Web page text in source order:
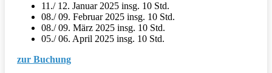
11./ 12. Januar 2025 insg. 10 Std.
08./ 09. Februar 2025 insg. 10 Std.
08./ 09. März 2025 insg. 10 Std.
05./ 06. April 2025 insg. 10 Std.
zur Buchung